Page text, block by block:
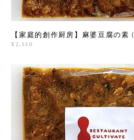
【家庭的創作厨房】麻婆豆腐の素
¥2,550